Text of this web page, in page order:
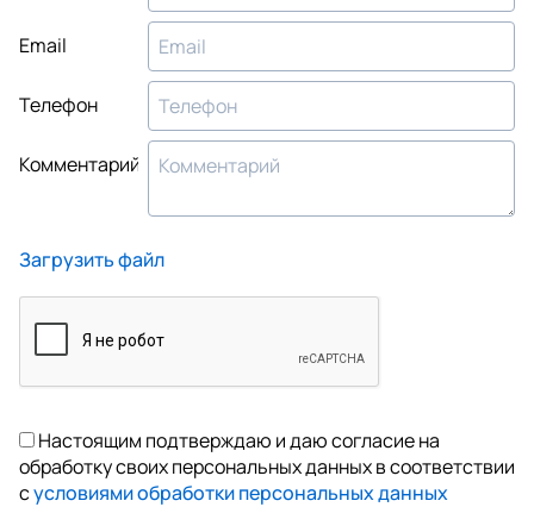
Email
Телефон
Комментарий
Загрузить файл
Настоящим подтверждаю и даю согласие на
обработку своих персональных данных в соответствии
сусловиями обработки персональных данных